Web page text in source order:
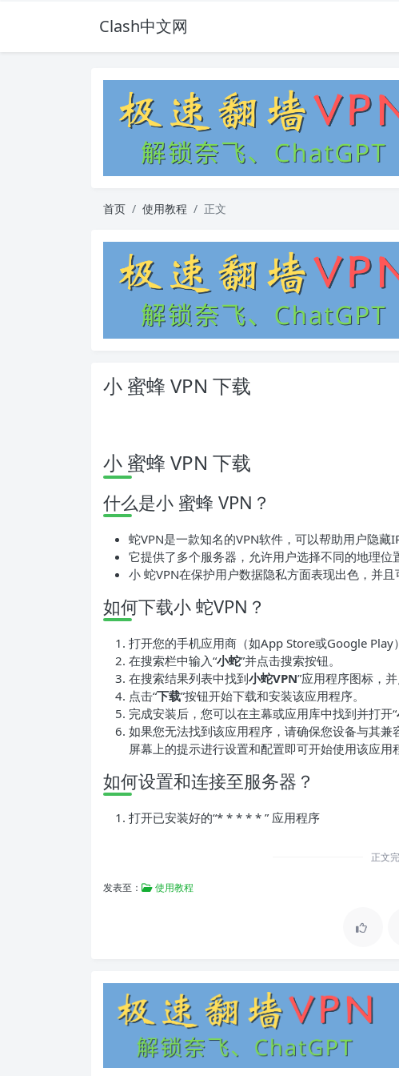
Clash中文网
首页 使用教程 正文
小 蜜蜂 VPN 下载
小 蜜蜂 VPN 下载
什么是小 蜜蜂 VPN？
蛇VPN是一款知名的VPN软件，可以帮助用户隐藏
它提供了多个服务器，允许用户选择不同的地理位
小 蛇VPN在保护用户数据隐私方面表现出色，并且
如何下载小 蛇VPN？
打开您的手机应用商（如App Store或Google Play
在搜索栏中输入“小蛇”并点击搜索按钮。
在搜索结果列表中找到小蛇VPN”应用程序图标，
点击“下载”按钮开始下载和安装该应用程序。
完成安装后，您可以在主幕或应用库中找到并打开“
如果您无法找到该应用程序，请确保您设备与其
屏幕上的提示进行设置和配置即可开始使用该应用
如何设置和连接至服务器？
打开已安装好的“* * * * * ” 应用程序
正文完
发表至： 使用教程